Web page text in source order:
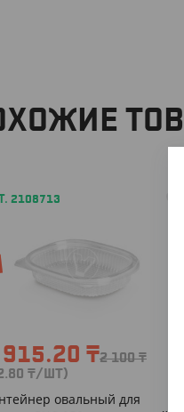
2108713
915.20 ₸2 100₸
₸/ШТ)
овальный для